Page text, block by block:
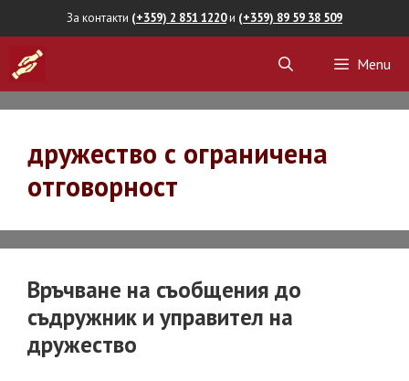
to
content
За контакти (+359) 2 851 1220и (+359) 89 59 38 509
Menu
дружество с ограничена
отговорност
Връчване на съобщения до
съдружник и управител на
дружество